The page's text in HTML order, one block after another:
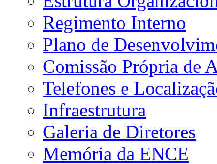
Regimento Interno
Plano de
Comissão Própria de
Telefones e
Infraestrutura
Galeria de Diretores
Memória da ENCE